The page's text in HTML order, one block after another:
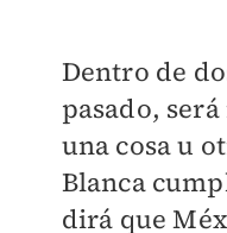
Dentro de
pasado,
una cosa u
Blanca
dirá que